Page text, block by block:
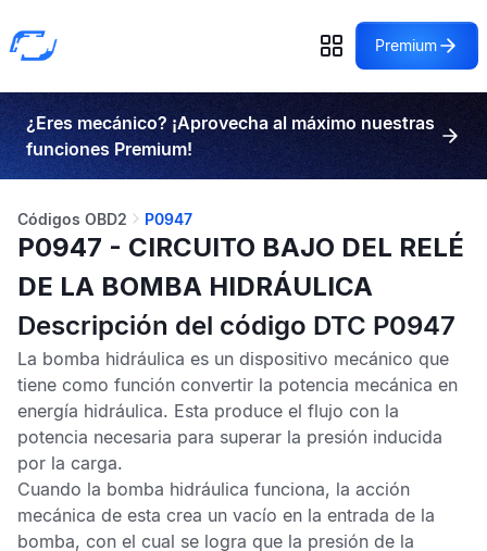
Premium
¿Eres mecánico? ¡Aprovecha al máximo nuestras
funciones Premium!
Códigos OBD2 P0947
P0947 - CIRCUITO BAJO DEL RELÉ
DE LA BOMBA HIDRÁULICA
Descripción del código DTC P0947
La bomba hidráulica es un dispositivo mecánico que
tiene como función convertir la potencia mecánica en
energía hidráulica. Esta produce el flujo con la
potencia necesaria para superar la presión inducida
por la carga.
Cuando la bomba hidráulica funciona, la acción
mecánica de esta crea un vacío en la entrada de la
bomba, con el cual se logra que la presión de la